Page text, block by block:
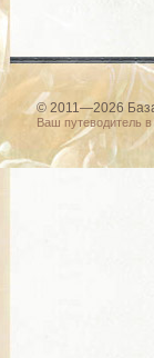
© 2011—2026
Ваш путеводитель